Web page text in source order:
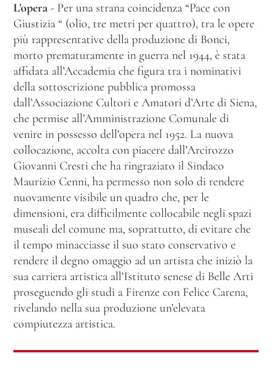
L'opera - Per una strana coincidenza “Pace con
Giustizia “ (olio, tre metri per quattro), tra le opere
più rappresentative della produzione di Bonci,
morto prematuramente in guerra nel 1944, è stata
affidata all’Accademia che figura tra i nominativi
della sottoscrizione pubblica promossa
dall’Associazione Cultori e Amatori d’Arte di Siena,
che permise all’Amministrazione Comunale di
venire in possesso dell’opera nel 1952. La nuova
collocazione, accolta con piacere dall’Arcirozzo
Giovanni Cresti che ha ringraziato il Sindaco
Maurizio Cenni, ha permesso non solo di rendere
nuovamente visibile un quadro che, per le
dimensioni, era difficilmente collocabile negli spazi
museali del comune ma, soprattutto, di evitare che
il tempo minacciasse il suo stato conservativo e
rendere il degno omaggio ad un artista che iniziò la
sua carriera artistica all’Istituto senese di Belle Arti
proseguendo gli studi a Firenze con Felice Carena,
rivelando nella sua produzione un’elevata
compiutezza artistica.